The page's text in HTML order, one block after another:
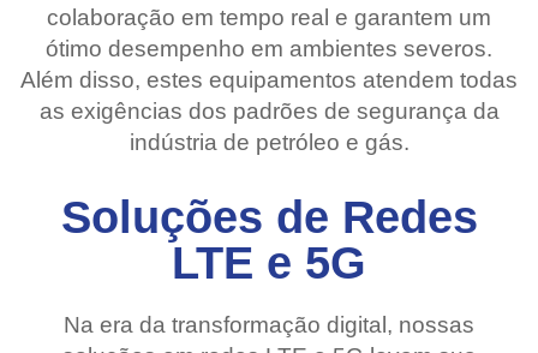
colaboração em tempo real e garantem um
ótimo desempenho em ambientes severos.
Além disso, estes equipamentos atendem todas
as exigências dos padrões de segurança da
indústria de petróleo e gás.
Soluções de Redes
LTE e 5G
Na era da transformação digital, nossas